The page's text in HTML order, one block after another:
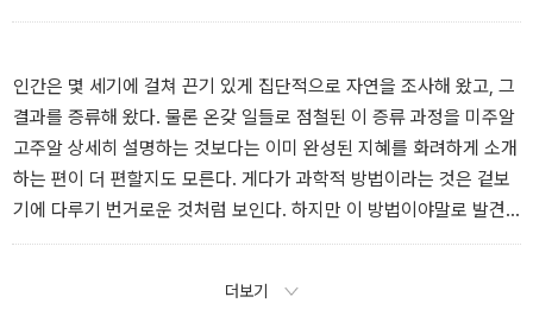
데 실패할 경우에는 어떻게든 넘어가기 위해 음모를 꾸민다. 예를 들
인간은 몇 세기에 걸쳐 끈기 있게 집단적으로 자연을 조사해 왔고, 그
결과를 증류해 왔다. 물론 온갖 일들로 점철된 이 증류 과정을 미주알
고주알 상세히 설명하는 것보다는 이미 완성된 지혜를 화려하게 소개
하는 편이 더 편할지도 모른다. 게다가 과학적 방법이라는 것은 겉보
기에 다루기 번거로운 것처럼 보인다. 하지만 이 방법이야말로 발견
자체보다 훨씬 더 소중한 것이다.
더보기